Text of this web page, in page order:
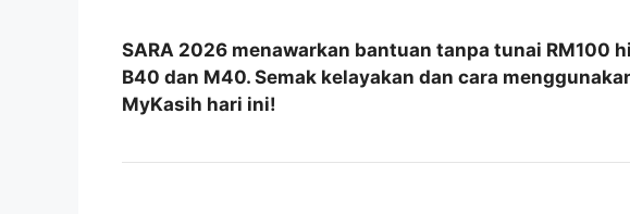
SARA 2026 menawarkan bantuan tanpa tunai RM100
B40 dan M40. Semak kelayakan dan cara
MyKasih hari ini!